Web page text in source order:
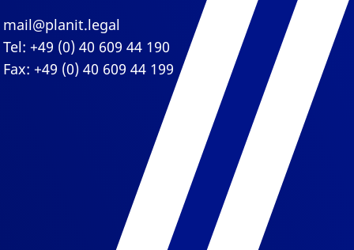
mail@planit.legal
Tel: +49 (0) 40 609 44 190
Fax: +49 (0) 40 609 44 199